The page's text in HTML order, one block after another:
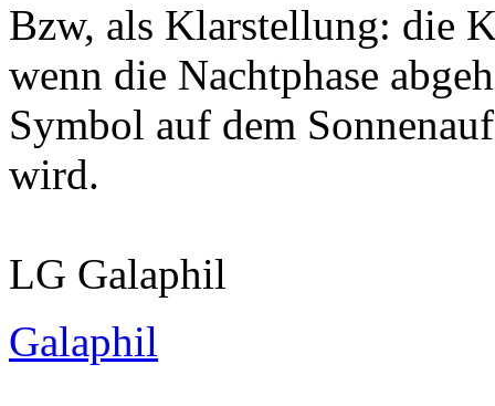
Bzw, als Klarstellung: die
wenn die Nachtphase
Symbol auf dem
wird.
LG Galaphil
Galaphil